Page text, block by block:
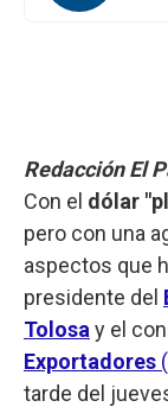
Redacción El
Con el dólar
pero con una
aspectos que
presidente del
Tolosa y el
Exportadores
tarde del